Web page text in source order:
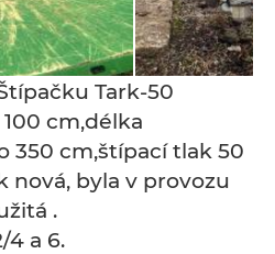
Tark-50
cm,délka
350 cm,štípací tlak 50
nová, byla v provozu
.
4 a 6.